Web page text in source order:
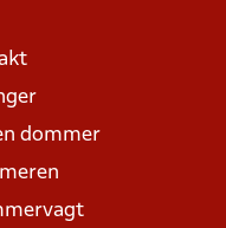
dommer